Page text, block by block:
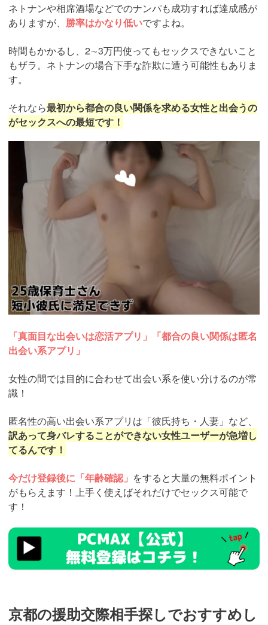
ネトナンや相席酒場などでのナンパも成功すれば達成感が
ありますが、 勝率はかなり低いですよね。
時間もかかるし、2∼3万円使ってもセックスできないこと
もザラ。ネトナンの場合下手な詐欺に遭う可能性もありま
す。
それなら最初から都合の良い関係を求める女性と出会うの
がセックスへの最短です！
https://pcmax.jp/lp/?
ad_id=rm327007
「真面目な出会いは恋活アプリ」「都合の良い関係は匿名
出会い系アプリ」
女性の間では目的に合わせて出会い系を使い分けるのが常
識！
匿名性の高い出会い系アプリは「彼氏持ち・人妻」など、
訳あって身バレすることができない女性ユーザーが急増し
てるんです！
今だけ登録後に「年齢確認」 をすると大量の無料ポイント
がもらえます！上手く使えばそれだけでセックス可能で
す！
https://pcmax.jp/lp/?
ad_id=rm327007
京都の援助交際相手探しでおすすめし